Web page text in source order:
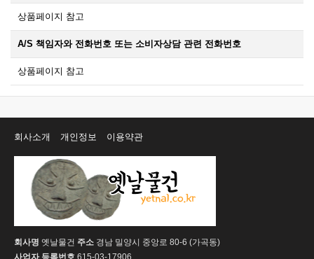
상품페이지 참고
A/S 책임자와 전화번호 또는 소비자상담 관련 전화번호
상품페이지 참고
회사소개 개인정보 이용약관
회사명 옛날물건 주소 경남 밀양시 중앙로 80-6 (가곡동)
사업자 등록번호 615-03-17906